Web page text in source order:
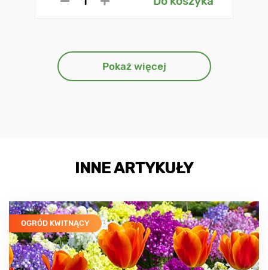
Pokaż więcej
INNE ARTYKUŁY
OGRÓD KWITNĄCY